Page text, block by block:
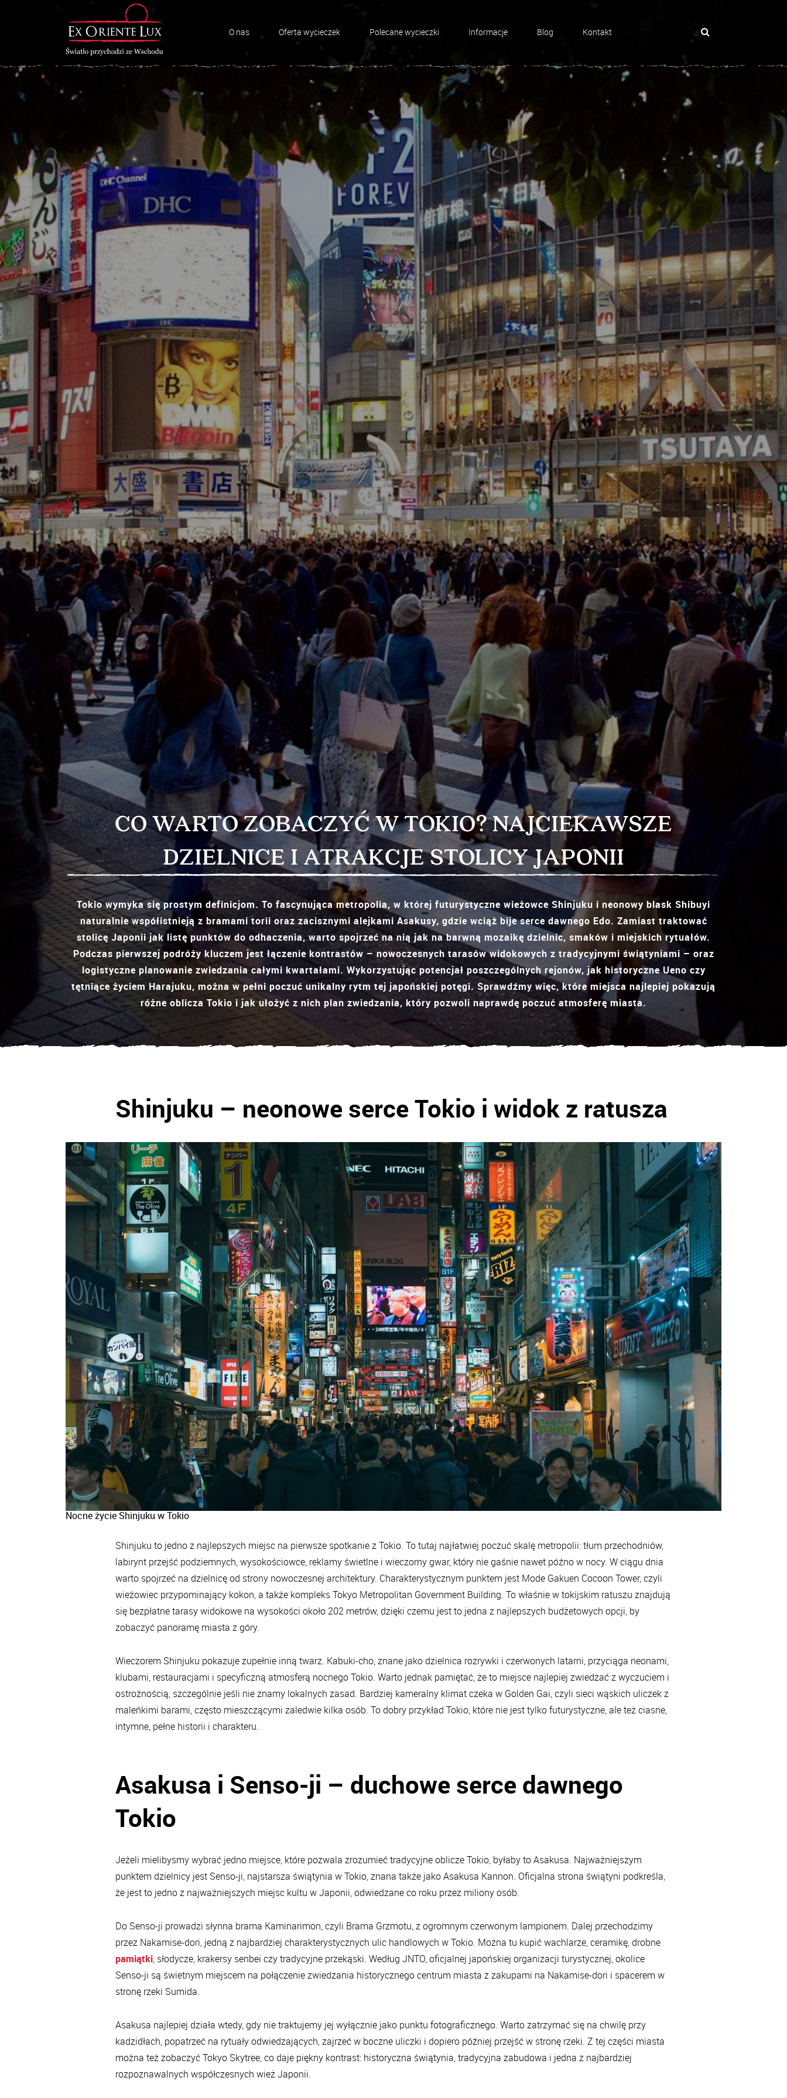
O nas Oferta wycieczek Polecane wycieczki Informacje Blog Kontakt
CO WARTO ZOBACZYĆ W TOKIO? NAJCIEKAWSZE
DZIELNICE I ATRAKCJE STOLICY JAPONII
Tokio wymyka się prostym definicjom. To fascynująca metropolia, w której futurystyczne wieżowce Shinjuku i neonowy blask Shibuyi
naturalnie współistnieją z bramami torii oraz zacisznymi alejkami Asakusy, gdzie wciąż bije serce dawnego Edo. Zamiast traktować
stolicę Japonii jak listę punktów do odhaczenia, warto spojrzeć na nią jak na barwną mozaikę dzielnic, smaków i miejskich rytuałów.
Podczas pierwszej podróży kluczem jest łączenie kontrastów – nowoczesnych tarasów widokowych z tradycyjnymi świątyniami – oraz
logistyczne planowanie zwiedzania całymi kwartałami. Wykorzystując potencjał poszczególnych rejonów, jak historyczne Ueno czy
tętniące życiem Harajuku, można w pełni poczuć unikalny rytm tej japońskiej potęgi. Sprawdźmy więc, które miejsca najlepiej pokazują
różne oblicza Tokio i jak ułożyć z nich plan zwiedzania, który pozwoli naprawdę poczuć atmosferę miasta.
Shinjuku – neonowe serce Tokio i widok z ratusza
Nocne życie Shinjuku w Tokio
Shinjuku to jedno z najlepszych miejsc na pierwsze spotkanie z Tokio. To tutaj najłatwiej poczuć skalę metropolii: tłum przechodniów,
labirynt przejść podziemnych, wysokościowce, reklamy świetlne i wieczorny gwar, który nie gaśnie nawet późno w nocy. W ciągu dnia
warto spojrzeć na dzielnicę od strony nowoczesnej architektury. Charakterystycznym punktem jest Mode Gakuen Cocoon Tower, czyli
wieżowiec przypominający kokon, a także kompleks Tokyo Metropolitan Government Building. To właśnie w tokijskim ratuszu znajdują
się bezpłatne tarasy widokowe na wysokości około 202 metrów, dzięki czemu jest to jedna z najlepszych budżetowych opcji, by
zobaczyć panoramę miasta z góry.
Wieczorem Shinjuku pokazuje zupełnie inną twarz. Kabuki-cho, znane jako dzielnica rozrywki i czerwonych latarni, przyciąga neonami,
klubami, restauracjami i specyficzną atmosferą nocnego Tokio. Warto jednak pamiętać, że to miejsce najlepiej zwiedzać z wyczuciem i
ostrożnością, szczególnie jeśli nie znamy lokalnych zasad. Bardziej kameralny klimat czeka w Golden Gai, czyli sieci wąskich uliczek z
maleńkimi barami, często mieszczącymi zaledwie kilka osób. To dobry przykład Tokio, które nie jest tylko futurystyczne, ale też ciasne,
intymne, pełne historii i charakteru.
Asakusa i Senso-ji – duchowe serce dawnego
Tokio
Jeżeli mielibysmy wybrać jedno miejsce, które pozwala zrozumieć tradycyjne oblicze Tokio, byłaby to Asakusa. Najważniejszym
punktem dzielnicy jest Senso-ji, najstarsza świątynia w Tokio, znana także jako Asakusa Kannon. Oficjalna strona świątyni podkreśla,
że jest to jedno z najważniejszych miejsc kultu w Japonii, odwiedzane co roku przez miliony osób.
Do Senso-ji prowadzi słynna brama Kaminarimon, czyli Brama Grzmotu, z ogromnym czerwonym lampionem. Dalej przechodzimy
przez Nakamise-dori, jedną z najbardziej charakterystycznych ulic handlowych w Tokio. Można tu kupić wachlarze, ceramikę, drobne
pamiątki, słodycze, krakersy senbei czy tradycyjne przekąski. Według JNTO, oficjalnej japońskiej organizacji turystycznej, okolice
Senso-ji są świetnym miejscem na połączenie zwiedzania historycznego centrum miasta z zakupami na Nakamise-dori i spacerem w
stronę rzeki Sumida.
Asakusa najlepiej działa wtedy, gdy nie traktujemy jej wyłącznie jako punktu fotograficznego. Warto zatrzymać się na chwilę przy
kadzidłach, popatrzeć na rytuały odwiedzających, zajrzeć w boczne uliczki i dopiero później przejść w stronę rzeki. Z tej części miasta
można też zobaczyć Tokyo Skytree, co daje piękny kontrast: historyczna świątynia, tradycyjna zabudowa i jedna z najbardziej
rozpoznawalnych współczesnych wież Japonii.